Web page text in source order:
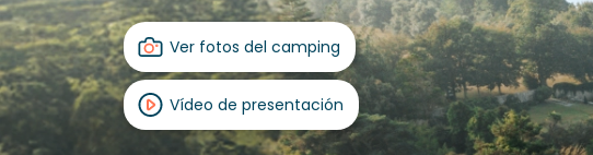
Ver fotos del camping
Vídeo de presentación